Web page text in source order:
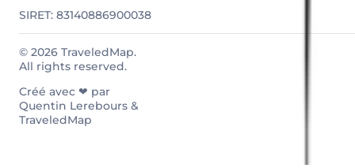
SIRET: 83140886900038
© 2026 TraveledMap.
All rights reserved.
Créé avec ❤ par
Quentin Lerebours &
TraveledMap